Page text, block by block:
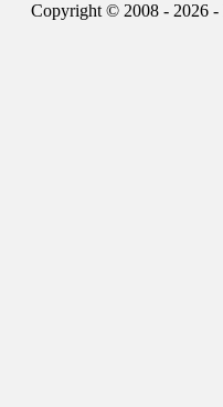
Copyright © 2008 - 2026